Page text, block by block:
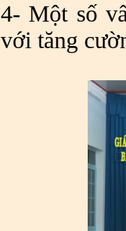
4- Một số
với tăng